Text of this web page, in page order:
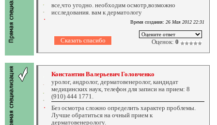
все,что угодно. необходим осмотр,возможно
исследования. вам к дерматологу
Время создания: 26 Мая 2012 22:31
Оценок: 0
Константин Валерьевич Головченко
уролог, андролог, дерматовенеролог, кандидат
медицинских наук, телефон для записи на прием: 8
(910) 444 1771.
Без осмотра сложно определить характер проблемы.
Лучше обратиться на очный прием к
дерматовенерологу.